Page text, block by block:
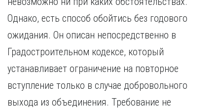
Однако, есть способ обойтись без годового
ожидания. Он описан непосредственно в
Градостроительном кодексе, который
устанавливает ограничение на повторное
вступление только в случае добровольного
выхода из объединения. Требование не